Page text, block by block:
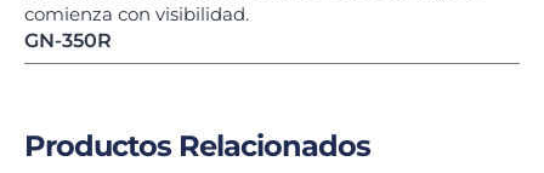
comienza con visibilidad.
GN-350R
Productos Relacionados